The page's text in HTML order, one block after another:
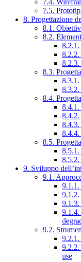
7.4.
7.5.
8. Progettazione
8.1.
8.2.
8.3.
8.4.
8.4.2.
8.4.3.
8.4.4.
8.5.
9. Sviluppo
9.1.
9.1.2.
9.1.4.
9.2.
9.2.1.
use